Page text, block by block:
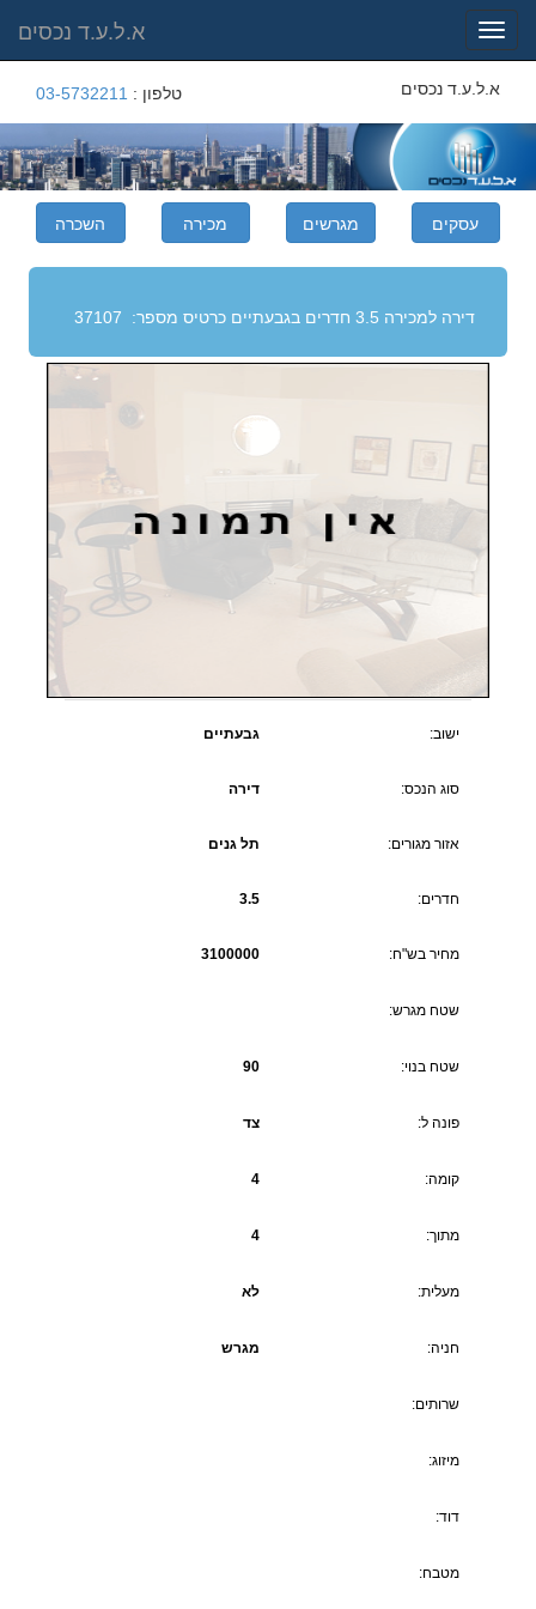
Toggle
navigation
א.ל.ע.ד נכסים
טלפון : 03-5732211 א.ל.ע.ד נכסים
דירה למכירה 3.5 חדרים בגבעתיים כרטיס מספר: 37107
ישוב: גבעתיים
סוג הנכס: דירה
אזור מגורים: תל גנים
חדרים: 3.5
מחיר בש"ח: 3100000
שטח מגרש:
שטח בנוי: 90
פונה ל: צד
קומה: 4
מתוך: 4
מעלית: לא
חניה: מגרש
שרותים:
מיזוג:
דוד:
מטבח: